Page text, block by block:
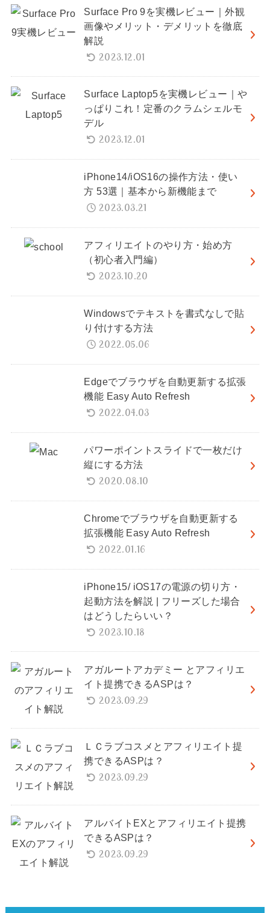
Surface Pro 9を実機レビュー｜外観
画像やメリット・デメリットを徹底
解説
2023.12.01
Surface Laptop5を実機レビュー｜や
っぱりこれ！定番のクラムシェルモ
デル
2023.12.01
iPhone14/iOS16の操作方法・使い
方 53選｜基本から新機能まで
2023.03.21
アフィリエイトのやり方・始め方
（初心者入門編）
2023.10.20
Windowsでテキストを書式なしで貼
り付けする方法
2022.05.06
Edgeでブラウザを自動更新する拡張
機能 Easy Auto Refresh
2022.04.03
パワーポイントスライドで一枚だけ
縦にする方法
2020.08.10
Chromeでブラウザを自動更新する
拡張機能 Easy Auto Refresh
2022.01.16
iPhone15/ iOS17の電源の切り方・
起動方法を解説 | フリーズした場合
はどうしたらいい？
2023.10.18
アガルートアカデミー とアフィリエ
イト提携できるASPは？
2023.09.29
ＬＣラブコスメとアフィリエイト提
携できるASPは？
2023.09.29
アルバイトEXとアフィリエイト提携
できるASPは？
2023.09.29